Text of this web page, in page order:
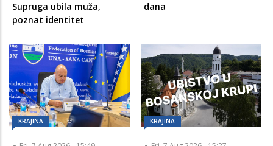
Supruga ubila muža,
poznat identitet
dana
KRAJINA KRAJINA